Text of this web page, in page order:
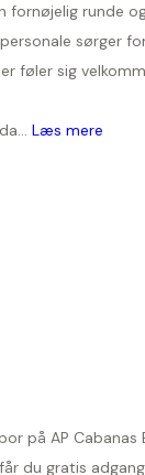
fornøjelig runde
sørger
føler sig
Læs mere
på AP Cabanas
du gratis